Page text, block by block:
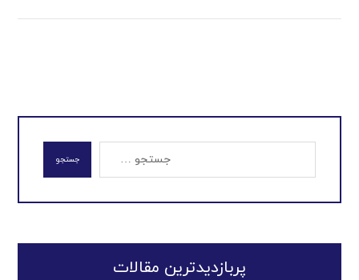
جستجو
پربازدیدترین مقالات